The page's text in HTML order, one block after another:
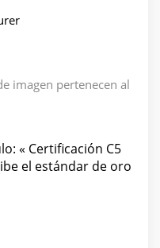
imagen pertenecen al
« Certificación C5
el estándar de oro